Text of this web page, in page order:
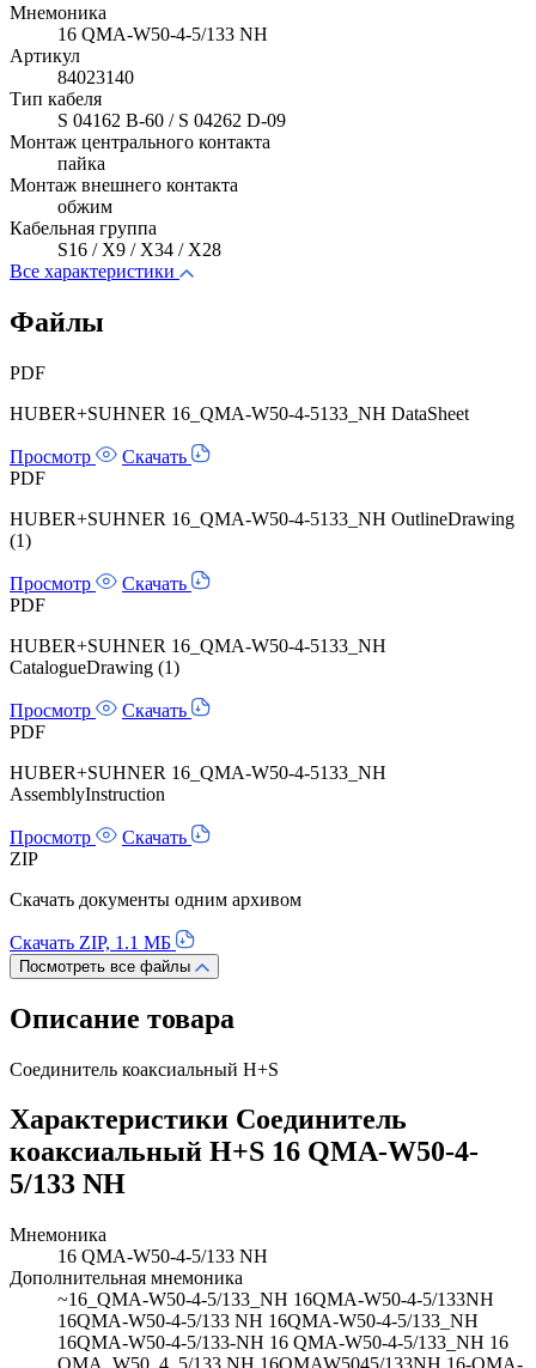
Мнемоника
16 QMA-W50-4-5/133 NH
Артикул
84023140
Тип кабеля
S 04162 B-60 / S 04262 D-09
Монтаж центрального контакта
пайка
Монтаж внешнего контакта
обжим
Кабельная группа
S16 / X9 / X34 / X28
Все характеристики
Файлы
PDF
HUBER+SUHNER 16_QMA-W50-4-5133_NH DataSheet
Просмотр
Скачать
PDF
HUBER+SUHNER 16_QMA-W50-4-5133_NH OutlineDrawing
(1)
Просмотр
Скачать
PDF
HUBER+SUHNER 16_QMA-W50-4-5133_NH
CatalogueDrawing (1)
Просмотр
Скачать
PDF
HUBER+SUHNER 16_QMA-W50-4-5133_NH
AssemblyInstruction
Просмотр
Скачать
ZIP
Скачать документы одним архивом
Скачать ZIP, 1.1 МБ
Посмотреть все файлы
Описание товара
Соединитель коаксиальный H+S
Характеристики Соединитель
коаксиальный H+S 16 QMA-W50-4-
5/133 NH
Мнемоника
16 QMA-W50-4-5/133 NH
Дополнительная мнемоника
~16_QMA-W50-4-5/133_NH 16QMA-W50-4-5/133NH
16QMA-W50-4-5/133 NH 16QMA-W50-4-5/133_NH
16QMA-W50-4-5/133-NH 16 QMA-W50-4-5/133_NH 16